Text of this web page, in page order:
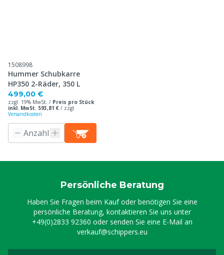
1508998
Hummer Schubkarre
HP350 2-Räder, 350 L
499,00 €
zzgl. 19% MwSt. / Preis pro Stück
inkl. MwSt. 593,81 € / zzgl.
Versandkosten
Persönliche Beratung
Haben Sie Fragen beim Kauf oder benötigen Sie eine
persönliche Beratung, kontaktieren Sie uns unter
+49(0)2833 92360 oder senden Sie eine E-Mail an
verkauf@schippers.eu